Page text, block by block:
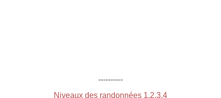
----------
Niveaux des randonnées 1,2,3,4